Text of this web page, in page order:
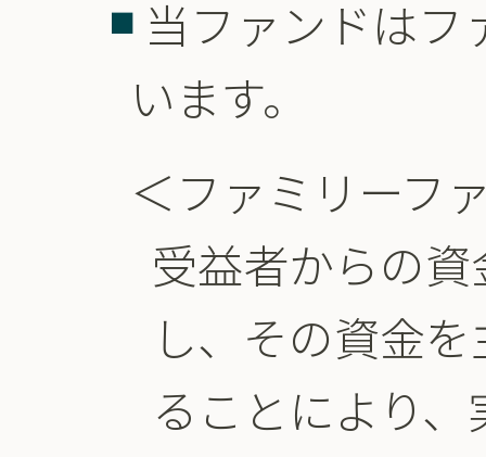
当ファンドはフ
います。
＜ファミリーフ
受益者からの
し、その資金
ることにより